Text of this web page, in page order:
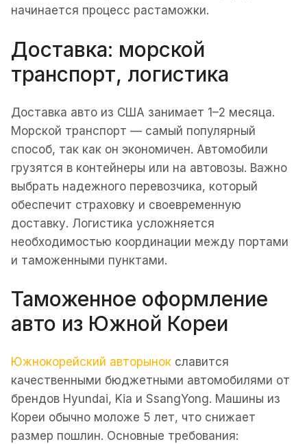
начинается процесс растаможки.
Доставка: морской
транспорт, логистика
Доставка авто из США занимает 1–2 месяца.
Морской транспорт — самый популярный
способ, так как он экономичен. Автомобили
грузятся в контейнеры или на автовозы. Важно
выбрать надежного перевозчика, который
обеспечит страховку и своевременную
доставку. Логистика усложняется
необходимостью координации между портами
и таможенными пунктами.
Таможенное оформление
авто из Южной Кореи
Южнокорейский авторынок славится
качественными бюджетными автомобилями от
брендов Hyundai, Kia и SsangYong. Машины из
Кореи обычно моложе 5 лет, что снижает
размер пошлин. Основные требования: